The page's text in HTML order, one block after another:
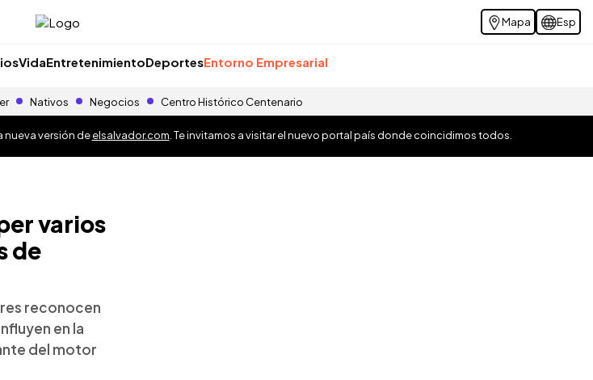
Mapa Esp
VidaEntretenimientoDeportesEntorno Empresarial
Nativos Negocios Centro Histórico Centenario
nueva versión deelsalvador.com . Te invitamos a visitar el nuevo portal país donde coincidimos todos.
varios
de
reconocen
en la
del motor